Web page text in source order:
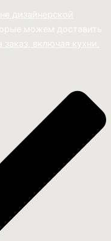
дизайнерской
можем доставить
включая кухни.